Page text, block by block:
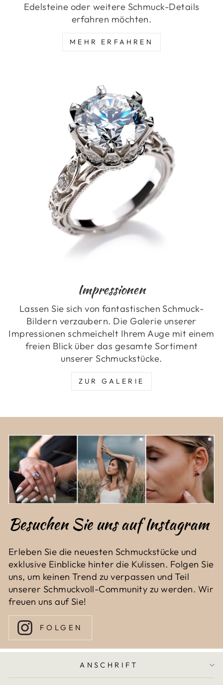
Edelsteine oder weitere Schmuck-Details
erfahren möchten.
MEHR ERFAHREN
Impressionen
Lassen Sie sich von fantastischen Schmuck-
Bildern verzaubern. Die Galerie unserer
Impressionen schmeichelt Ihrem Auge mit einem
freien Blick über das gesamte Sortiment
unserer Schmuckstücke.
ZUR GALERIE
Besuchen Sie uns auf Instagram
Erleben Sie die neuesten Schmuckstücke und
exklusive Einblicke hinter die Kulissen. Folgen Sie
uns, um keinen Trend zu verpassen und Teil
unserer Schmuckvoll-Community zu werden. Wir
freuen uns auf Sie!
FOLGEN
ANSCHRIFT